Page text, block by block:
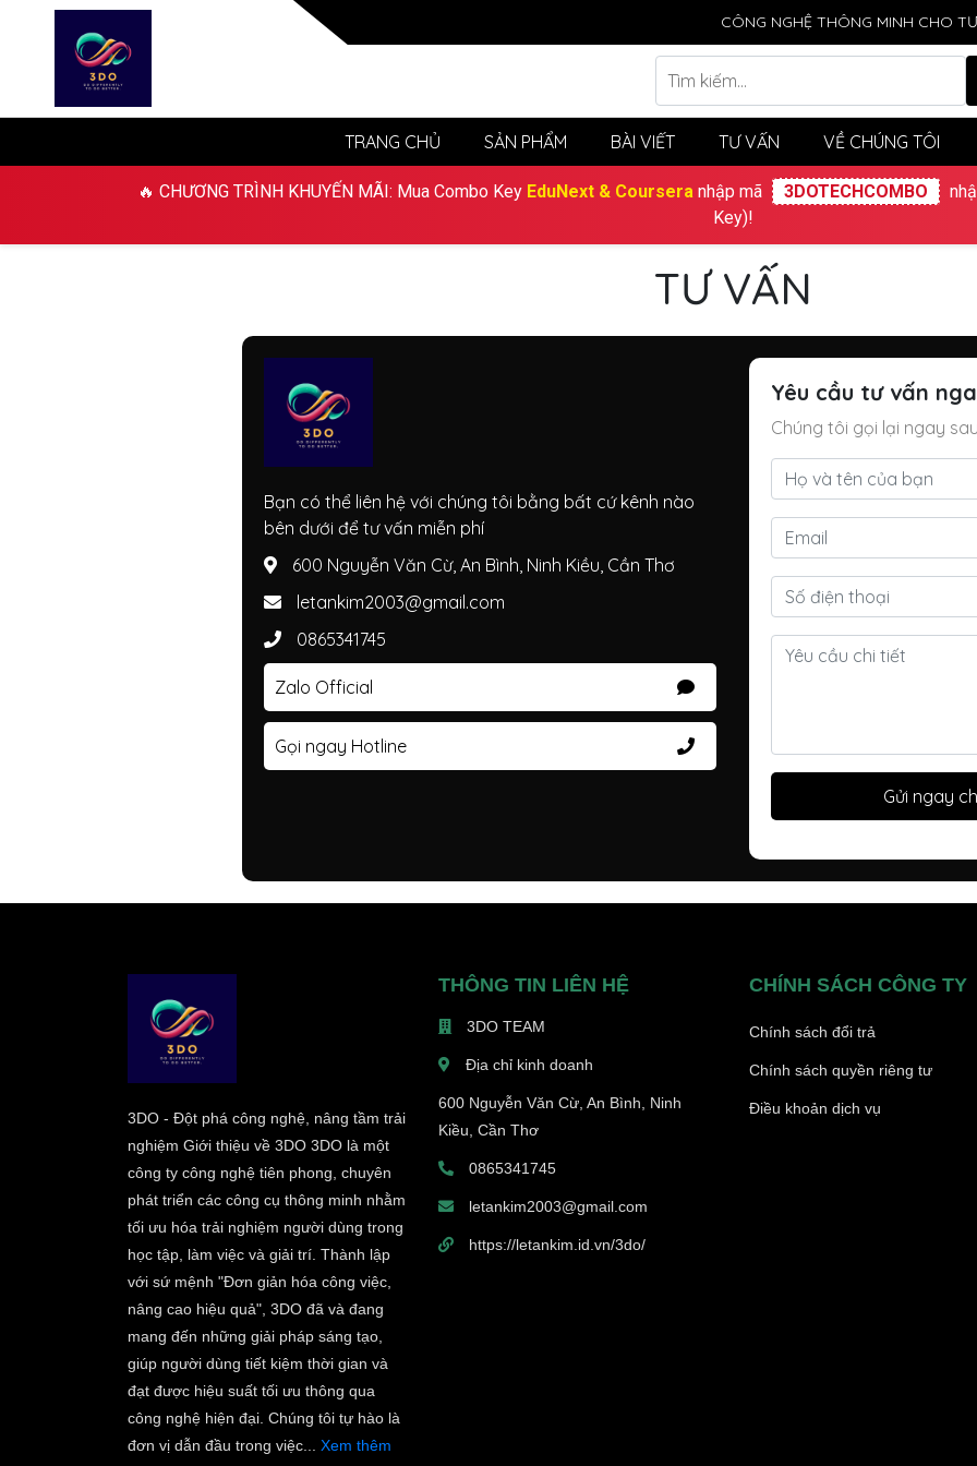
CÔNG NGHỆ THÔNG MINH CHO
TRANG CHỦ SẢN PHẨM BÀI VIẾT TƯ VẤN VỀ CHÚNG TÔI
🔥 CHƯƠNG TRÌNH KHUYẾN MÃI: Mua Combo Key EduNext & Courseranhập mã 3DOTECHCOMBO
Key)!
TƯ VẤN
Bạn có thể liên hệ với chúng tôi bằng bất cứ kênh nào
bên dưới để tư vấn miễn phí
600 Nguyễn Văn Cừ, An Bình, Ninh Kiều, Cần Thơ
letankim2003@gmail.com
0865341745
Zalo Official
Gọi ngay Hotline
Yêu cầu tư vấn
Chúng tôi gọi lại ngay
Gửi ngay
3DO - Đột phá công nghệ, nâng tầm trải
nghiệm Giới thiệu về 3DO 3DO là một
công ty công nghệ tiên phong, chuyên
phát triển các công cụ thông minh nhằm
tối ưu hóa trải nghiệm người dùng trong
học tập, làm việc và giải trí. Thành lập
với sứ mệnh "Đơn giản hóa công việc,
nâng cao hiệu quả", 3DO đã và đang
mang đến những giải pháp sáng tạo,
giúp người dùng tiết kiệm thời gian và
đạt được hiệu suất tối ưu thông qua
công nghệ hiện đại. Chúng tôi tự hào là
đơn vị dẫn đầu trong việc... Xem thêm
THÔNG TIN LIÊN HỆ
3DO TEAM
Địa chỉ kinh doanh
600 Nguyễn Văn Cừ, An Bình, Ninh
Kiều, Cần Thơ
0865341745
letankim2003@gmail.com
https://letankim.id.vn/3do/
CHÍNH SÁCH CÔNG TY
Chính sách đổi trả
Chính sách quyền riêng tư
Điều khoản dịch vụ